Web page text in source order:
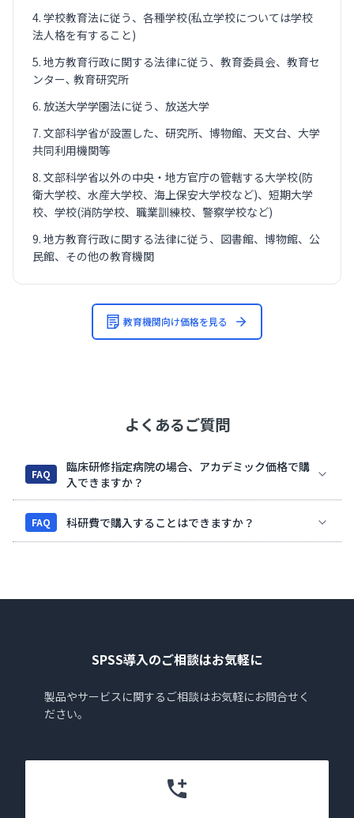
学校教育法に従う、各種学校(私立学校については学校
法人格を有すること)
地方教育行政に関する法律に従う、教育委員会、教育セ
ンター､ 教育研究所
放送大学学園法に従う、放送大学
文部科学省が設置した、研究所、博物館、天文台、大学
共同利用機関等
文部科学省以外の中央・地方官庁の管轄する大学校(防
衛大学校、水産大学校、海上保安大学校など)、短期大学
校、学校(消防学校、職業訓練校、警察学校など)
地方教育行政に関する法律に従う、図書館、博物館、公
民館、その他の教育機関
教育機関向け価格を見る
よくあるご質問
FAQ
臨床研修指定病院の場合、アカデミック価格で購
入できますか？
FAQ 科研費で購入することはできますか？
SPSS導入のご相談はお気軽に
製品やサービスに関するご相談はお気軽にお問合せく
ださい。